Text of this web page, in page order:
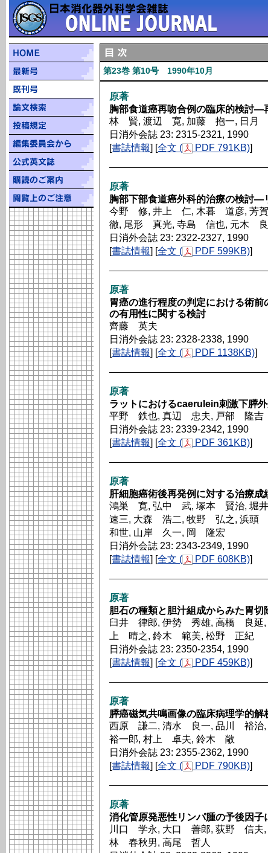
第23巻 第10号 1990年10月
原著
胸部食道癌再吻合例の臨床的検討
林 賢, 渡辺 寛, 加藤 抱一, 日月
日消外会誌 23: 2315-2321, 1990
[書誌情報] [全文 ( PDF 791KB)]
原著
胸部下部食道癌外科的治療の検討
今野 修, 井上 仁, 木暮 道彦, 芳
徹, 尾形 真光, 寺島 信也, 元木
日消外会誌 23: 2322-2327, 1990
[書誌情報] [全文 ( PDF 599KB)]
原著
胃癌の進行程度の判定における術
の有用性に関する検討
齊藤 英夫
日消外会誌 23: 2328-2338, 1990
[書誌情報] [全文 ( PDF 1138KB)]
原著
ラットにおけるcaerulein刺激下膵
平野 鉄也, 真辺 忠夫, 戸部 隆吉
日消外会誌 23: 2339-2342, 1990
[書誌情報] [全文 ( PDF 361KB)]
原著
肝細胞癌術後再発例に対する治療成
鴻巣 寛, 弘中 武, 塚本 賢治, 堀
速三, 大森 浩二, 牧野 弘之, 浜
和世, 山岸 久一, 岡 隆宏
日消外会誌 23: 2343-2349, 1990
[書誌情報] [全文 ( PDF 608KB)]
原著
胆石の種類と胆汁組成からみた胃切
臼井 律郎, 伊勢 秀雄, 高橋 良
上 晴之, 鈴木 範美, 松野 正紀
日消外会誌 23: 2350-2354, 1990
[書誌情報] [全文 ( PDF 459KB)]
原著
膵癌磁気共鳴画像の臨床病理学的解
西原 謙二, 清水 良一, 品川 裕
裕一郎, 村上 卓夫, 鈴木 敞
日消外会誌 23: 2355-2362, 1990
[書誌情報] [全文 ( PDF 790KB)]
原著
消化管原発悪性リンパ腫の予後因子
川口 学永, 大口 善郎, 荻野 信
林 春秋男, 高尾 哲人